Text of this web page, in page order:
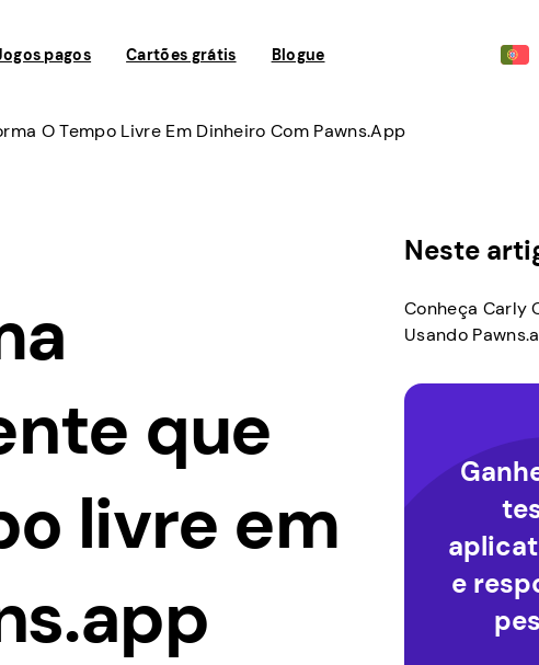
pagos Cartões grátis Blogue
O Tempo Livre Em Dinheiro Com Pawns.app
que
livre em
Neste
Conheça Carly
Usando
e